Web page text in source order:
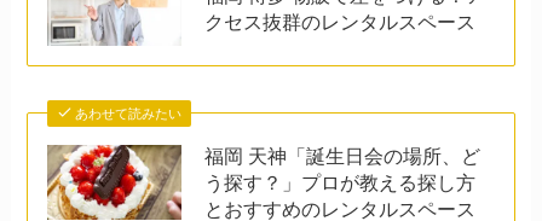
クセス抜群のレンタルスペース
あわせて読みたい
福岡 天神「誕生日会の場所、ど
う探す？」プロが教える探し方
とおすすめのレンタルスペース